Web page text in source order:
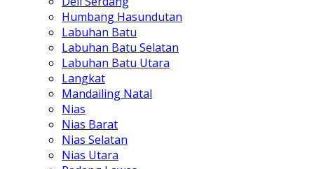
Humbang Hasundutan
Labuhan Batu
Labuhan Batu Selatan
Labuhan Batu Utara
Langkat
Mandailing Natal
Nias
Nias Barat
Nias Selatan
Nias Utara